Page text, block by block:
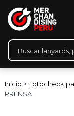
Búsqueda
Inicio > Fotocheck
PRENSA